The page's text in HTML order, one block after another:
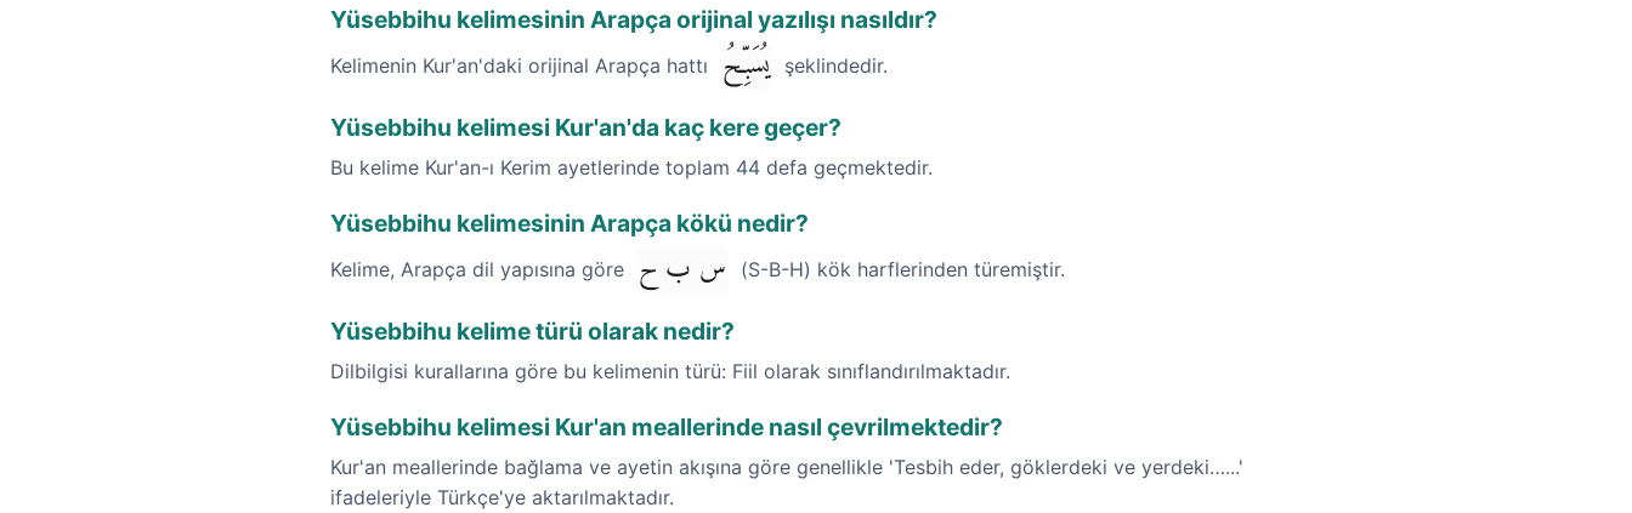
Yüsebbihu kelimesinin Arapça orijinal yazılışı nasıldır?
Kelimenin Kur'an'daki orijinal Arapça hattı يُسَبِّحُ şeklindedir.
Yüsebbihu kelimesi Kur'an'da kaç kere geçer?
Bu kelime Kur'an-ı Kerim ayetlerinde toplam 44 defa geçmektedir.
Yüsebbihu kelimesinin Arapça kökü nedir?
Kelime, Arapça dil yapısına göre س ب ح (S-B-H) kök harflerinden türemiştir.
Yüsebbihu kelime türü olarak nedir?
Dilbilgisi kurallarına göre bu kelimenin türü: Fiil olarak sınıflandırılmaktadır.
Yüsebbihu kelimesi Kur'an meallerinde nasıl çevrilmektedir?
Kur'an meallerinde bağlama ve ayetin akışına göre genellikle 'Tesbih eder, göklerdeki ve yerdeki…...'
ifadeleriyle Türkçe'ye aktarılmaktadır.